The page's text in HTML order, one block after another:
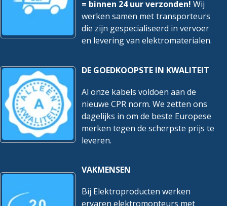
= binnen 24 uur verzonden! Wij
werken samen met transporteurs
die zijn gespecialiseerd in vervoer
en levering van elektromaterialen.
DE GOEDKOOPSTE IN KWALITEIT
Al onze kabels voldoen aan de
nieuwe CPR norm. We zetten ons
dagelijks in om de beste Europese
merken tegen de scherpste prijs te
leveren.
VAKMENSEN
Bij Elektroproducten werken
ervaren elektromonteurs met